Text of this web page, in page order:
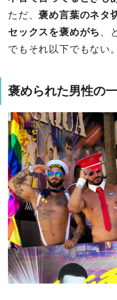
ただ、褒め言葉のネタ
セックスを褒めがち
でもそれ以下でもない。
褒められた男性の